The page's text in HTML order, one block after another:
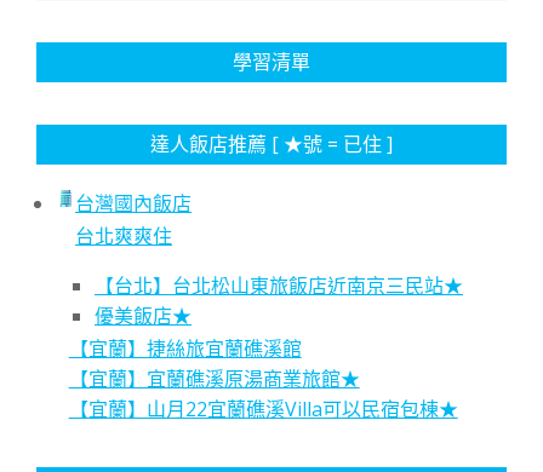
學習清單
達人飯店推薦 [ ★號 = 已住 ]
台灣國內飯店
台北爽爽住
【台北】台北松山東旅飯店近南京三民站★
優美飯店★
【宜蘭】捷絲旅宜蘭礁溪館
【宜蘭】宜蘭礁溪原湯商業旅館★
【宜蘭】山月22宜蘭礁溪Villa可以民宿包棟★